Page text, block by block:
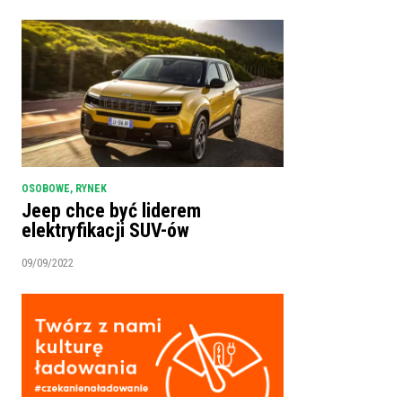
OSOBOWE, RYNEK
Jeep chce być liderem
elektryfikacji SUV-ów
09/09/2022